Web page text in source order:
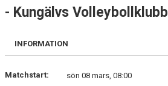
- Kungälvs Volleybollklubb
INFORMATION
Matchstart:
sön 08 mars, 08:00